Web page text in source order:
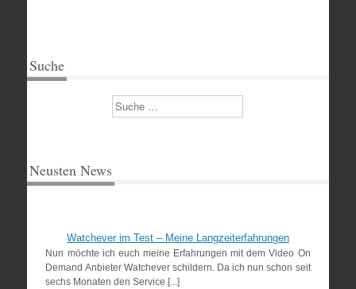
Suche
Suchen
Neusten News
Watchever im Test – Meine Langzeiterfahrungen
Nun möchte ich euch meine Erfahrungen mit dem Video On
Demand Anbieter Watchever schildern. Da ich nun schon seit
sechs Monaten den Service [...]